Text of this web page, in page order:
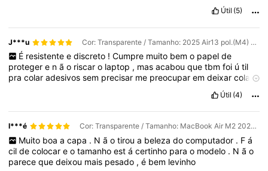
Útil (5)
J***u Cor: Transparente / Tamanho: 2025 Air13 pol.(M4) A3240
É resistente e discreto ! Cumpre muito bem o papel de
protegere não riscaro laptop , masacabouquetbmfoi útil
pracolaradesivossem precisar me preocuparemdeixarcola
antiderrapante
Útil (4)
I***é Cor: Transparente / Tamanho: MacBook Air M2 2022 A2681
Muito boa a capa . N ã o tirou a beleza do computador . F á
cildecolocareotamanhoestácertinho parao modelo . Não
parecequedeixou mais pesado ,é bem levinho